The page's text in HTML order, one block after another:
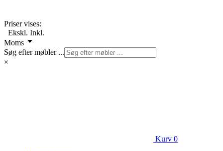
Priser vises:
Ekskl. Inkl.
Moms
Søg efter møbler ...
×
Kurv 0